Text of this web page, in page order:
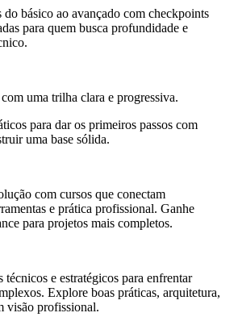
do básico ao avançado com checkpoints
para quem busca profundidade e
uma trilha clara e progressiva.
para dar os primeiros passos com
uma base sólida.
com cursos que conectam
e prática profissional. Ganhe
para projetos mais completos.
e estratégicos para enfrentar
Explore boas práticas, arquitetura,
visão profissional.